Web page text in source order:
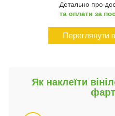
Детально про
та оплати за
Переглянути
Як наклеїти